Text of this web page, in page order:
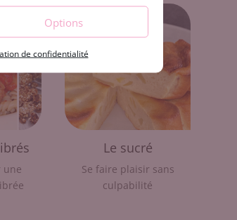
Options
de confidentialité
une
Le sucré
Se faire plaisir sans
culpabilité